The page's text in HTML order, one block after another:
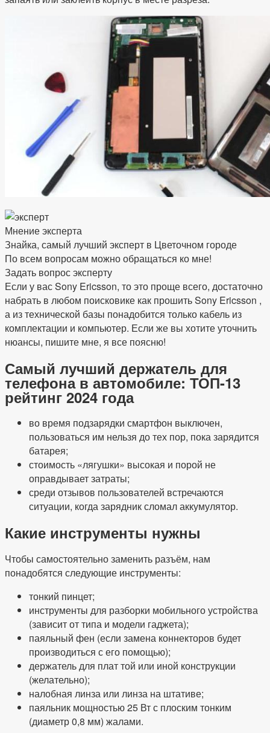
Мнение эксперта
Знайка, самый лучший эксперт в Цветочном городе
По всем вопросам можно обращаться ко мне!
Задать вопрос эксперту
Если у вас Sony Ericsson, то это проще всего, достаточно
набрать в любом поисковике как прошить Sony Ericsson ,
а из технической базы понадобится только кабель из
комплектации и компьютер. Если же вы хотите уточнить
нюансы, пишите мне, я все поясню!
Самый лучший держатель для
телефона в автомобиле: ТОП-13
рейтинг 2024 года
во время подзарядки смартфон выключен,
пользоваться им нельзя до тех пор, пока зарядится
батарея;
стоимость «лягушки» высокая и порой не
оправдывает затраты;
среди отзывов пользователей встречаются
ситуации, когда зарядник сломал аккумулятор.
Какие инструменты нужны
Чтобы самостоятельно заменить разъём, нам
понадобятся следующие инструменты:
тонкий пинцет;
инструменты для разборки мобильного устройства
(зависит от типа и модели гаджета);
паяльный фен (если замена коннекторов будет
производиться с его помощью);
держатель для плат той или иной конструкции
(желательно);
налобная линза или линза на штативе;
паяльник мощностью 25 Вт с плоским тонким
(диаметр 0,8 мм) жалами.